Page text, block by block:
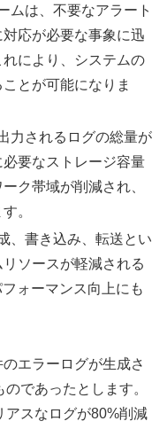
ムは、不要なアラート
応が必要な事象に迅
により、システムの
とが可能になりま
力されるログの総量が
要なストレージ容量
ク帯域が削減され、
。
、書き込み、転送とい
ソースが軽減される
ォーマンス向上にも
エラーログが生成さ
であったとします。
アスなログが80%削減